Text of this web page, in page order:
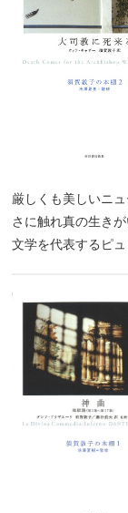
厳しくも美しいニ
さに触れ真の生き
文学を代表するピ